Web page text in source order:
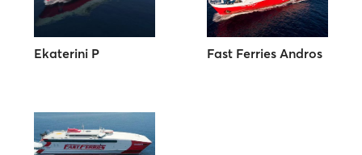
Ekaterini P Fast Ferries Andros